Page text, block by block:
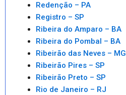
Redenção – PA
Registro – SP
Ribeira do Amparo – BA
Ribeira do Pombal – BA
Ribeirão das Neves – MG
Ribeirão Pires – SP
Ribeirão Preto – SP
Rio de Janeiro – RJ